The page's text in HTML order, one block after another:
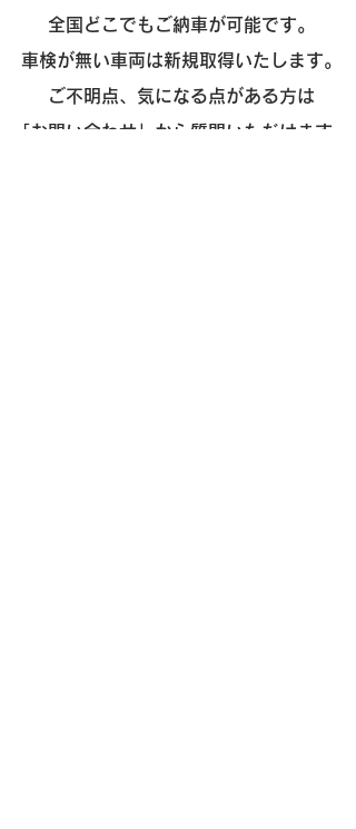
全国どこでもご納車が可能です。
車検が無い車両は新規取得いたします。
ご不明点、気になる点がある方は
「 お問い合わせ」から質問いただけます。